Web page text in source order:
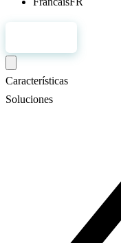
Características
Soluciones